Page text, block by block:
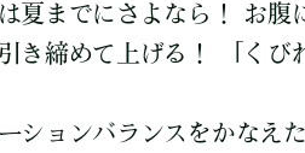
夏までにさよなら！ お腹
き締めて上げる！ 「くび
ションバランスをかなえ